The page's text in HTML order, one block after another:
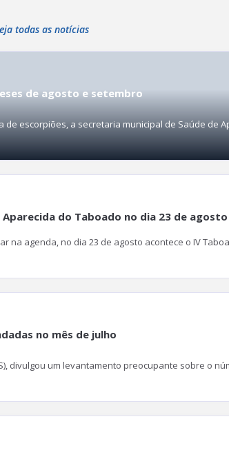
todas as notícias
de agosto e setembro
escorpiões, a secretaria municipal de Saúde de
do Taboado no dia 23 de agosto
agenda, no dia 23 de agosto acontece o IV
no mês de julho
divulgou um levantamento preocupante sobre o